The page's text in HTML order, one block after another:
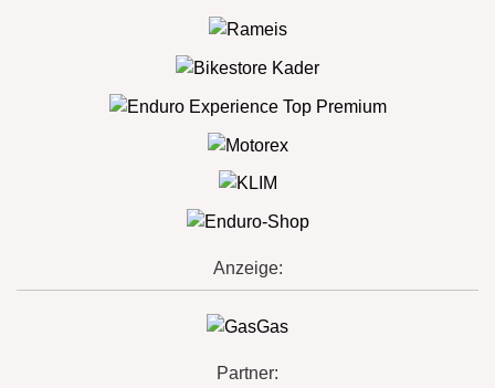
Anzeige:
Partner: